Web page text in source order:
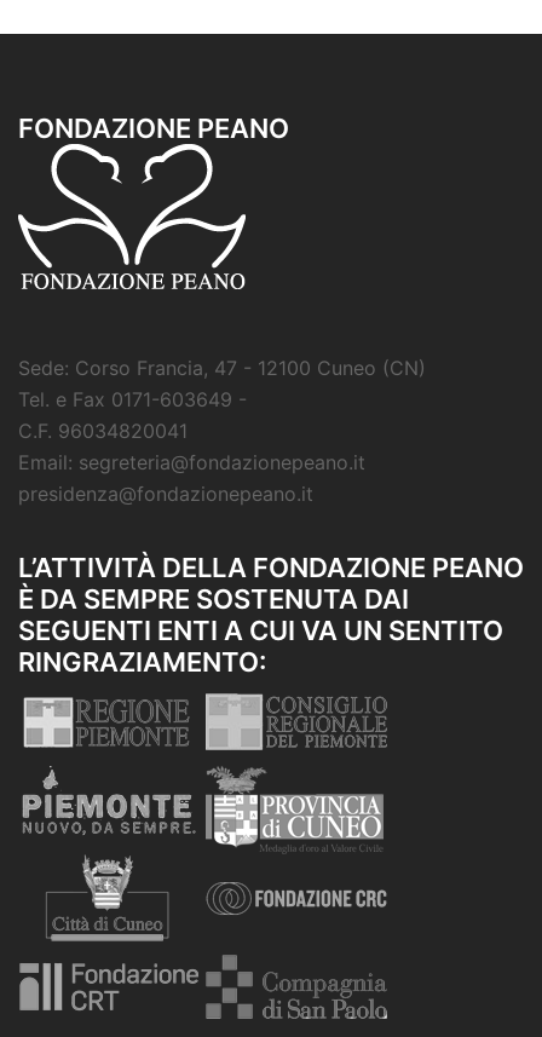
FONDAZIONE PEANO
Sede: Corso Francia, 47 - 12100 Cuneo (CN)
Tel. e Fax 0171-603649 -
C.F. 96034820041
Email: segreteria@fondazionepeano.it
presidenza@fondazionepeano.it
L’ATTIVITÀ DELLA FONDAZIONE PEANO
È DA SEMPRE SOSTENUTA DAI
SEGUENTI ENTI A CUI VA UN SENTITO
RINGRAZIAMENTO: